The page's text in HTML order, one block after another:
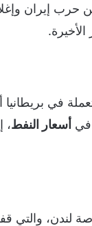
عن حرب إيران
في بريطانيا
في أسعار النفط،
لندن، والتي